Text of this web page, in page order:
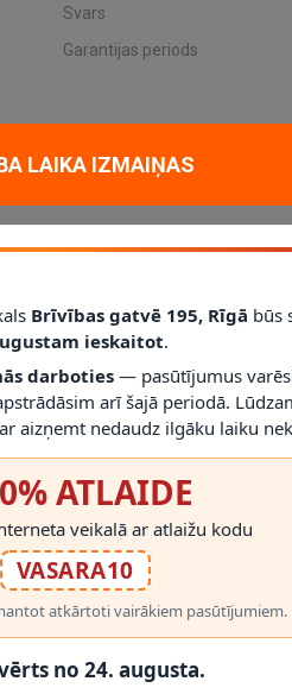
Svars
Garantijas periods
un projektu vajadzībām.
izveidot uzticamu un viegli
Galda lampas.
VAIRĀK
LAIKA IZMAIŅAS
Brīvības gatvē 195, Rīgā būs
ieskaitot.
darboties— pasūtījumus
arī šajā periodā.
aizņemt nedaudz ilgāku laiku
ATLAIDE
veikalā ar atlaižu kodu
VASARA10
atkārtoti vairākiem pasūtījumiem.
no 24. augusta.